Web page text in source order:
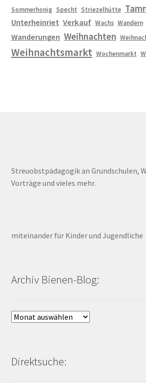
Sommerhonig Specht Striezelhütte
Unterheinriet Verkauf Wachs Wandern
Wanderungen Weihnachten
Weihnachtsmarkt Wochenmarkt
Streuobstpädagogik an Grundschulen,
Vorträge und vieles mehr.
miteinander für Kinder und Jugendliche
Archiv Bienen-Blog:
Archiv
Direktsuche: